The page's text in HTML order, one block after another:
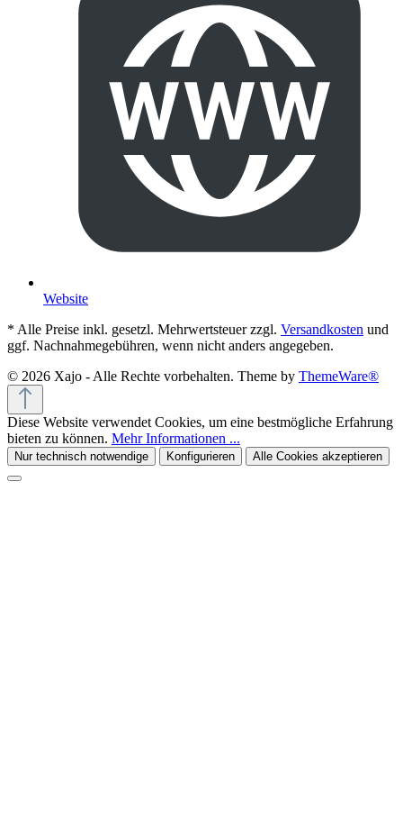
Website
* Alle Preise inkl. gesetzl. Mehrwertsteuer zzgl. Versandkosten und
ggf. Nachnahmegebühren, wenn nicht anders angegeben.
© 2026 Xajo - Alle Rechte vorbehalten. Theme by ThemeWare®
Diese Website verwendet Cookies, um eine bestmögliche Erfahrung
bieten zu können. Mehr Informationen ...
Nur technisch notwendige Konfigurieren Alle Cookies akzeptieren